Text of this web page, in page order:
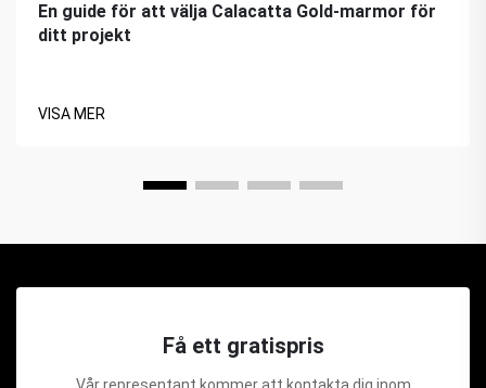
En guide för att välja Calacatta Gold-marmor för
ditt projekt
VISA MER
Få ett gratispris